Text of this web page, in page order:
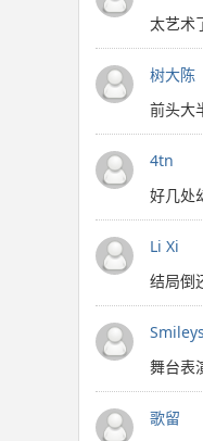
太艺术
树大陈
前头大
4tn
好几处
Li Xi
结局倒
舞台表
歌留